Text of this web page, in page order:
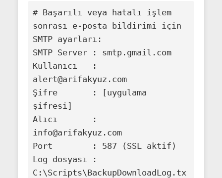
# Başarılı veya hatalı işlem
sonrası e-posta bildirimi için
SMTP ayarları:
SMTP Server : smtp.gmail.com
Kullanıcı   :
alert@arifakyuz.com
Şifre       : [uygulama
şifresi]
Alıcı       :
info@arifakyuz.com
Port        : 587 (SSL aktif)
Log dosyası :
C:\Scripts\BackupDownloadLog.tx